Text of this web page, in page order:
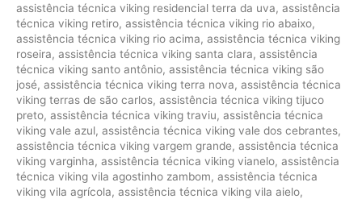
assistência técnica viking residencial terra da uva, assistência
técnica viking retiro, assistência técnica viking rio abaixo,
assistência técnica viking rio acima, assistência técnica viking
roseira, assistência técnica viking santa clara, assistência
técnica viking santo antônio, assistência técnica viking são
josé, assistência técnica viking terra nova, assistência técnica
viking terras de são carlos, assistência técnica viking tijuco
preto, assistência técnica viking traviu, assistência técnica
viking vale azul, assistência técnica viking vale dos cebrantes,
assistência técnica viking vargem grande, assistência técnica
viking varginha, assistência técnica viking vianelo, assistência
técnica viking vila agostinho zambom, assistência técnica
viking vila agrícola, assistência técnica viking vila aielo,